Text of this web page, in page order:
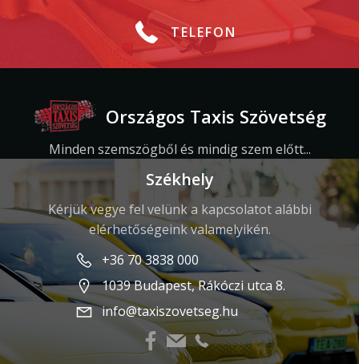
TELEFON
Országos Taxis Szövetség
Minden szemszögből és mindig szem előtt...
Székhely
Kérjük vegye fel velünk a kapcsolatot alábbi
elérhetőségeink valamelyikén.
+36 70 3838 000
1039 Budapest, Rákóczi utca 8.
info@taxiszovetseg.hu